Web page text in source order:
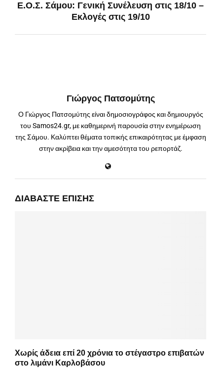
Ε.Ο.Σ. Σάμου: Γενική Συνέλευση στις 18/10 –
Εκλογές στις 19/10
Γιώργος Πατσομύτης
Ο Γιώργος Πατσομύτης είναι δημοσιογράφος και δημιουργός
του Samos24.gr, με καθημερινή παρουσία στην ενημέρωση
της Σάμου. Καλύπτει θέματα τοπικής επικαιρότητας με έμφαση
στην ακρίβεια και την αμεσότητα του ρεπορτάζ.
ΔΙΑΒΆΣΤΕ ΕΠΊΣΗΣ
Χωρίς άδεια επί 20 χρόνια το στέγαστρο επιβατών
στο λιμάνι Καρλοβάσου